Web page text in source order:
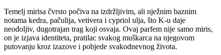
Temelj mirisa čvrsto počiva na izdržljivim, ali nježnim baznim
notama kedra, pačulija, vetivera i cypriol ulja, što K-u daje
neodoljiv, dugotrajan trag koji osvaja. Ovaj parfem nije samo miris,
on je izjava identiteta, pratilac svakog muškarca na njegovom
putovanju kroz izazove i pobjede svakodnevnog života.